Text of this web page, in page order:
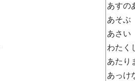
あすの
あそぶ
あさい
わたく
あたり
あっけ